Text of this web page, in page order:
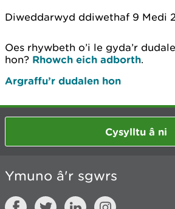
Diweddarwyd ddiwethaf 9 Medi
Oes rhywbeth o’i le gyda’r
hon? Rhowch eich adborth.
Argraffu’r dudalen hon
Cysylltu â ni
Ymuno â'r sgwrs